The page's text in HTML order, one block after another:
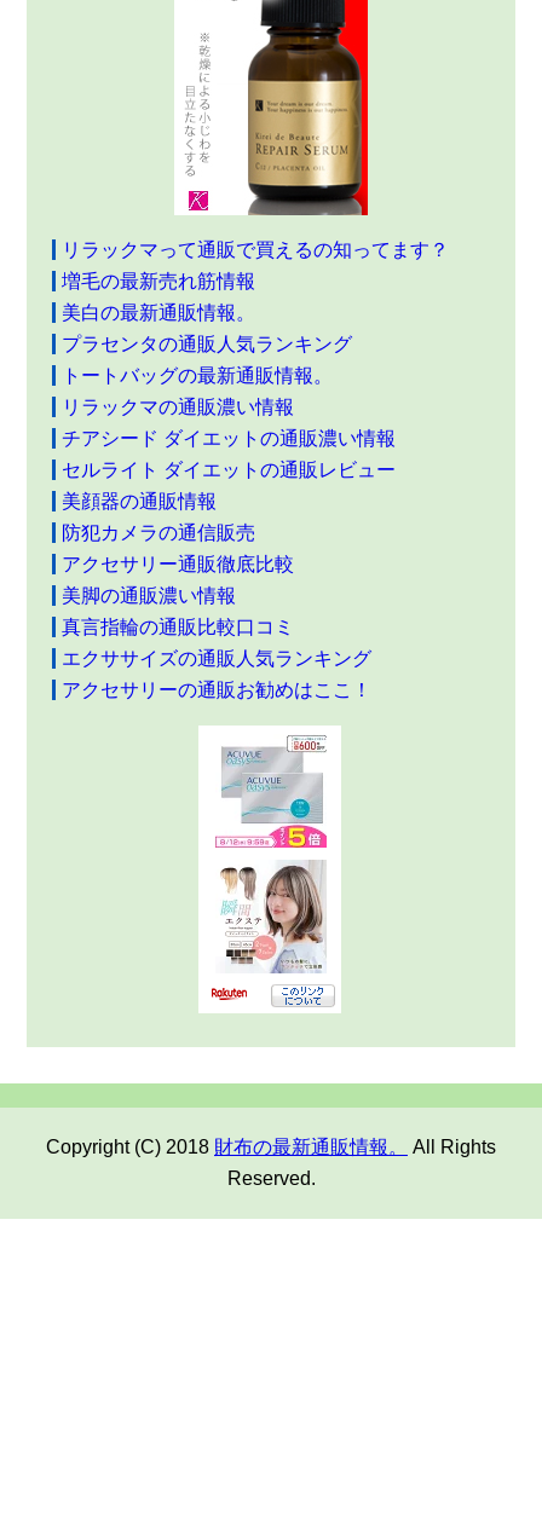
リラックマって通販で買えるの知ってます？
増毛の最新売れ筋情報
美白の最新通販情報。
プラセンタの通販人気ランキング
トートバッグの最新通販情報。
リラックマの通販濃い情報
チアシード ダイエットの通販濃い情報
セルライト ダイエットの通販レビュー
美顔器の通販情報
防犯カメラの通信販売
アクセサリー通販徹底比較
美脚の通販濃い情報
真言指輪の通販比較口コミ
エクササイズの通販人気ランキング
アクセサリーの通販お勧めはここ！
Copyright (C) 2018 財布の最新通販情報。
All Rights
Reserved.